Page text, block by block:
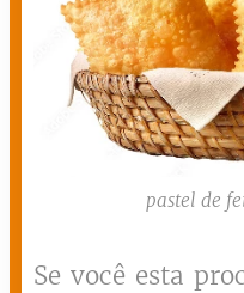
pastel de
Se você esta